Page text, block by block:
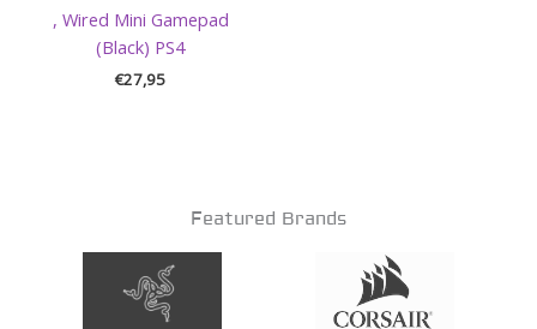
, Wired Mini Gamepad
(Black) PS4
€27,95
Featured Brands